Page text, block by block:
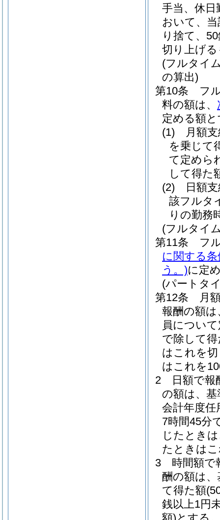
手当、休日
おいて、
り捨て、
切り上げ
(フルタイ
の算出)
第10条
フ
料の額は、
定める額
(1)
月額
を乗じて
て定めら
して得た
(2)
日額
該フルタ
りの勤務
(フルタイ
第11条
フ
に関する条
う。)に定
(パートタ
第12条
月
報酬の額
員につい
で除して
はこれを
はこれを
2
日額で
の額は、
会計年度
7時間45分
じたとき
たときは
3
時間額で
酬の額は
て得た額
銭以上1円